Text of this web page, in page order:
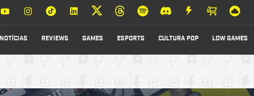
NOTÍCIAS REVIEWS GAMES ESPORTS CULTURA POP LOW GAMES